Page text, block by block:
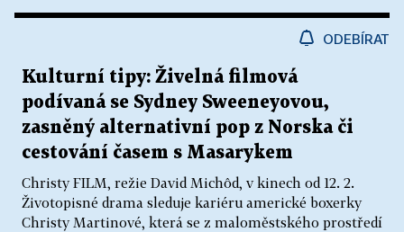
ODEBÍRAT
Kulturní tipy: Živelná filmová
podívaná se Sydney Sweeneyovou,
zasněný alternativní pop z Norska či
cestování časem s Masarykem
Christy FILM, režie David Michôd, v kinech od 12. 2.
Životopisné drama sleduje kariéru americké boxerky
Christy Martinové, která se z maloměstského prostředí